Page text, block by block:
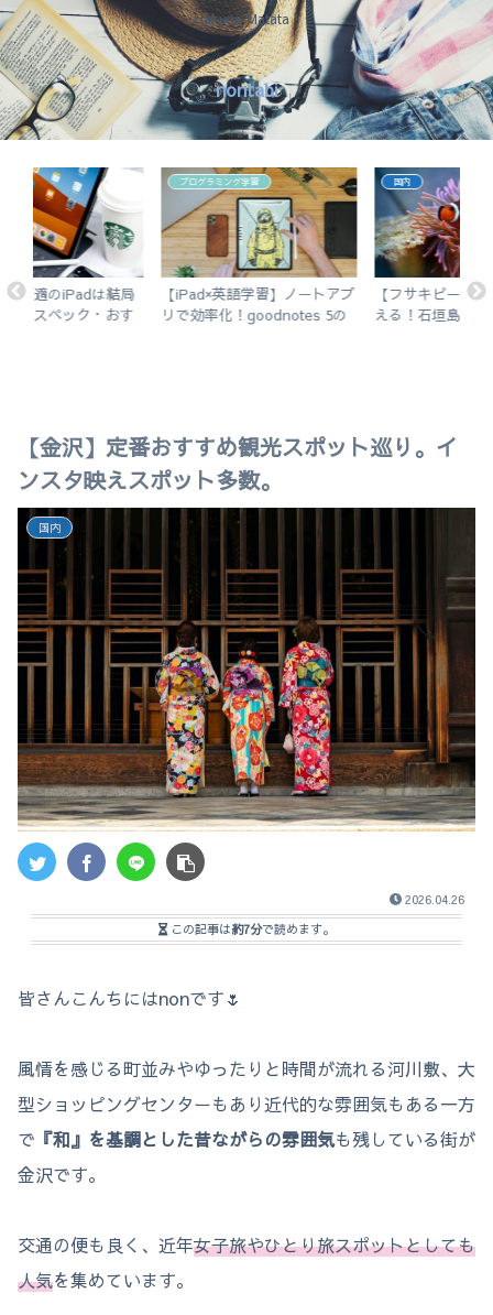
Hakuna Matata !
nontabi
プ
国内
【フサキビーチ】熱帯魚に会
える！石垣島のリゾートビー
サッカー
今だから話せるサッカー観と
その他諸々
【
【金沢】定番おすすめ観光スポット巡り。イ
ンスタ映えスポット多数。
国内
2026.04.26
この記事は約7分で読めます。
皆さんこんちにはnonです🌷
風情を感じる町並みやゆったりと時間が流れる河川敷、大
型ショッピングセンターもあり近代的な雰囲気もある一方
で 『和』を基調とした昔ながらの雰囲気も残している街が
金沢です。
交通の便も良く、近年女子旅やひとり旅スポットとしても
人気を集めています。